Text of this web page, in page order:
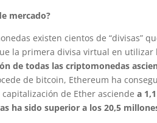
mercado?
existen cientos de “divisas”
la primera divisa virtual en
de todas las criptomonedas
de bitcoin, Ethereum ha
de Ether asciendea
ha sido superior a los 20,5